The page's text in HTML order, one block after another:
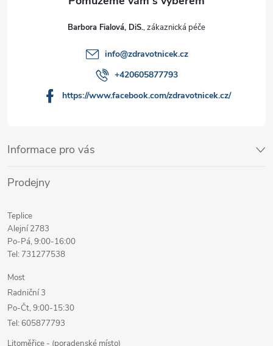
Informace pro vás
Prodejny
Teplice
Alejní 2783
Po-Pá, 9:00-16:00
Tel: 731277538
Most
Radniční 3
Po-Čt, 9:00-15:30
Tel: 605877793
Litoměřice - (poradenské místo)
Barbora Fialová, DiS.
info@zdravotnicek.cz
+420605877793
https://www.facebook.com/zdravotnicek.cz/